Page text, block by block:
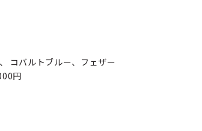
コバルトブルー、フェザー
円